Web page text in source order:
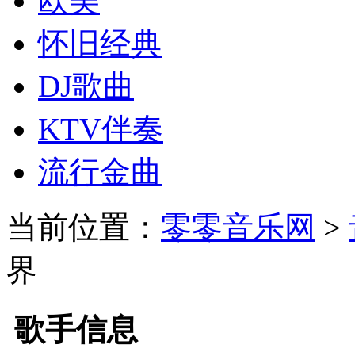
怀旧经典
DJ歌曲
KTV伴奏
流行金曲
当前位置： 零零音乐网 >
界
歌手信息